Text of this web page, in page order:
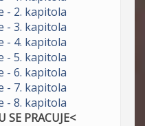
- 2. kapitola
- 3. kapitola
- 4. kapitola
- 5. kapitola
- 6. kapitola
- 7. kapitola
- 8. kapitola
SE PRACUJE<